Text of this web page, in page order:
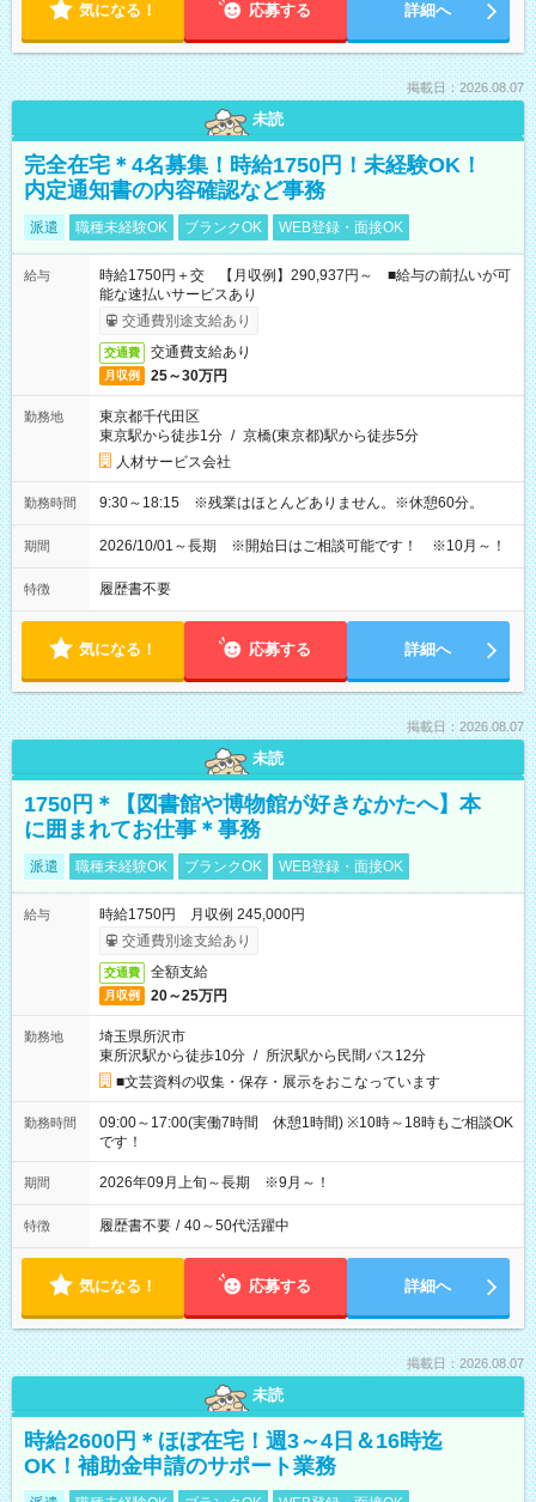
気になる！ 応募する 詳細へ
掲載日：2026.08.07
未読
完全在宅＊4名募集！時給1750円！未経験OK！
内定通知書の内容確認など事務
派遣 職種未経験OK ブランクOK WEB登録・面接OK
給与
時給1750円＋交 【月収例】290,937円～ ■給与の前払いが可
能な速払いサービスあり
交通費別途支給あり
交通費 交通費支給あり
月収例 25～30万円
勤務地
東京都千代田区
東京駅から徒歩1分 / 京橋(東京都)駅から徒歩5分
人材サービス会社
勤務時間 9:30～18:15 ※残業はほとんどありません。※休憩60分。
期間 2026/10/01～長期 ※開始日はご相談可能です！ ※10月～！
特徴 履歴書不要
気になる！ 応募する 詳細へ
掲載日：2026.08.07
未読
1750円＊【図書館や博物館が好きなかたへ】本
に囲まれてお仕事＊事務
派遣 職種未経験OK ブランクOK WEB登録・面接OK
給与
時給1750円 月収例 245,000円
交通費別途支給あり
交通費 全額支給
月収例 20～25万円
勤務地
埼玉県所沢市
東所沢駅から徒歩10分 / 所沢駅から民間バス12分
■文芸資料の収集・保存・展示をおこなっています
勤務時間
09:00～17:00(実働7時間 休憩1時間) ※10時～18時もご相談OK
です！
期間 2026年09月上旬～長期 ※9月～！
特徴 履歴書不要 / 40～50代活躍中
気になる！ 応募する 詳細へ
掲載日：2026.08.07
未読
時給2600円＊ほぼ在宅！週3～4日＆16時迄
OK！補助金申請のサポート業務